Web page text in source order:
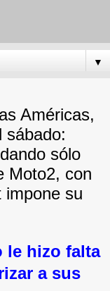
▼
Américas,
sábado:
sólo
Moto2, con
impone su
le hizo falta
a sus